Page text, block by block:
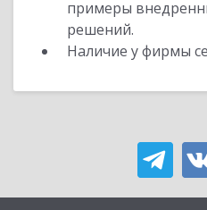
примеры
решений.
Наличие у фирмы